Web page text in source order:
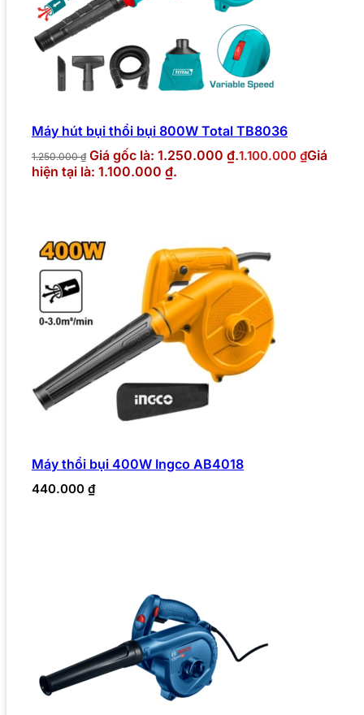
Máy hút bụi thổi bụi 800W Total TB8036
1.250.000₫ Giá gốc là: 1.250.000 ₫.1.100.000 ₫Giá
hiện tại là: 1.100.000 ₫.
Máy thổi bụi 400W Ingco AB4018
440.000 ₫